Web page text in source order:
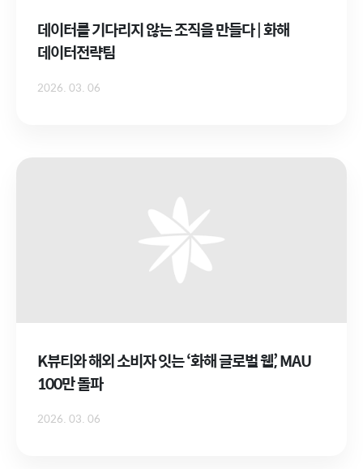
데이터를 기다리지 않는 조직을 만들다 | 화해
데이터전략팀
2026. 03. 06
K뷰티와 해외 소비자 잇는 ‘화해 글로벌 웹’, MAU
100만 돌파
2026. 03. 06